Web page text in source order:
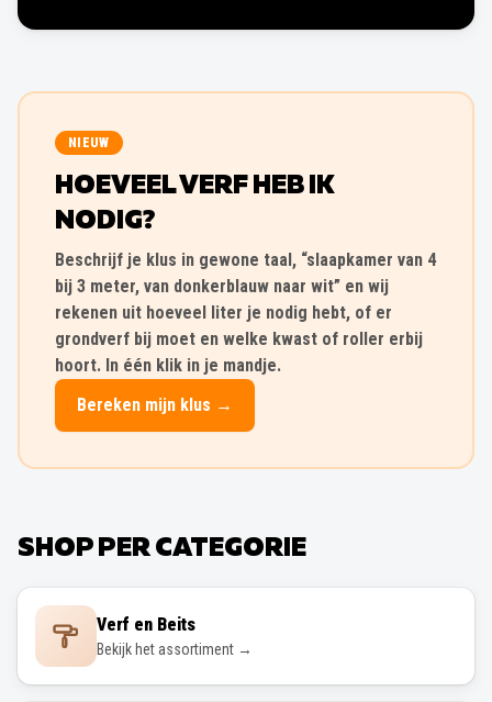
NIEUW
HOEVEEL VERF HEB IK
NODIG?
Beschrijf je klus in gewone taal, “slaapkamer van 4
bij 3 meter, van donkerblauw naar wit” en wij
rekenen uit hoeveel liter je nodig hebt, of er
grondverf bij moet en welke kwast of roller erbij
hoort. In één klik in je mandje.
Bereken mijn klus →
SHOP PER CATEGORIE
Verf en Beits
Bekijk het assortiment →